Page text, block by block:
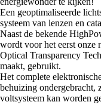
Een geoptimaliseerde
systeem van lenzen en
Naast de bekende
wordt voor het eerst
Optical Transparency
maakt, gebruikt.
Het complete
behuizing ondergebracht,
voltsysteem kan worden